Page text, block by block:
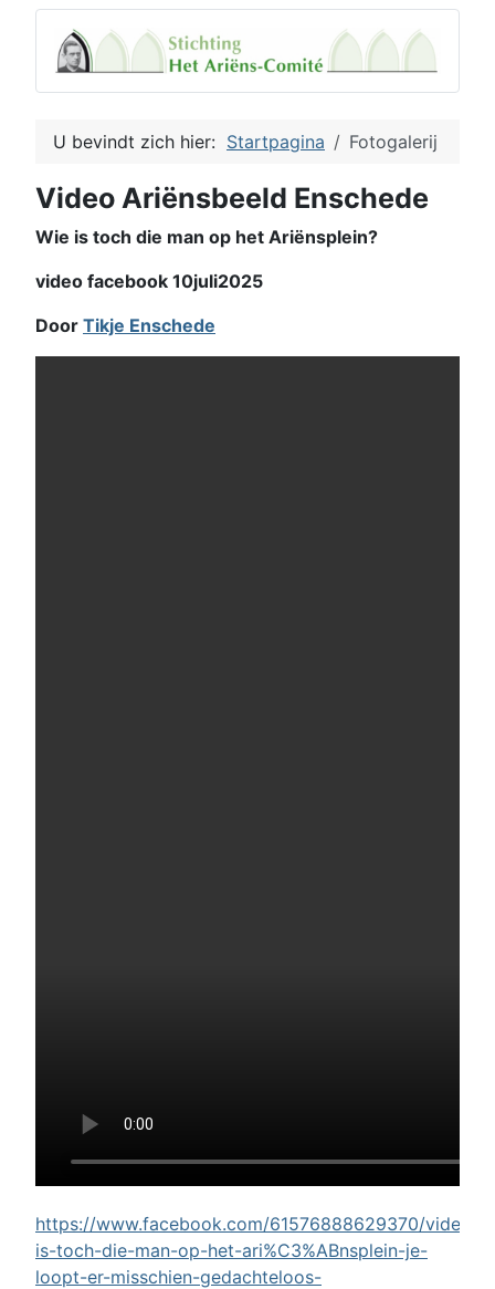
U bevindt zich hier: Startpagina Fotogalerij
Video Ariënsbeeld Enschede
Wie is toch die man op het Ariënsplein?
video facebook 10juli2025
Door Tikje Enschede
https://www.facebook.com/61576888629370/videos/
is-toch-die-man-op-het-ari%C3%ABnsplein-je-
loopt-er-misschien-gedachteloos-